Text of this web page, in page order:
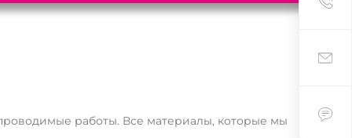
работы. Все материалы, которые мы